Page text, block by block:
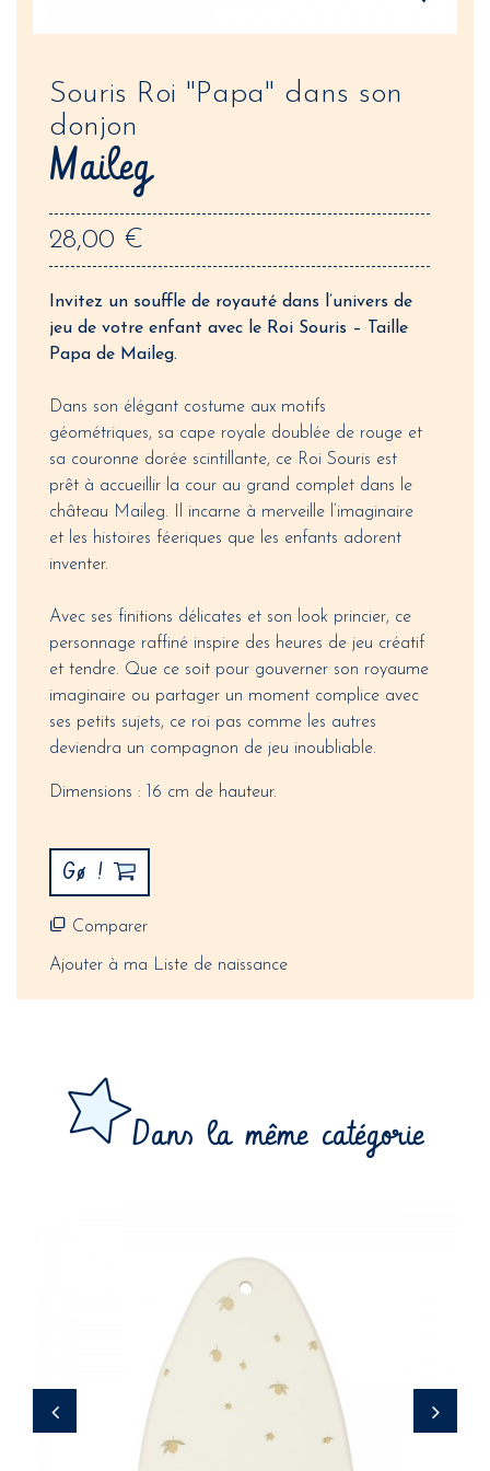
Souris Roi "Papa" dans son
donjon
Maileg
28,00 €
Invitez un souffle de royauté dans l’univers de
jeu de votre enfant avec le Roi Souris – Taille
Papa de Maileg.
Dans son élégant costume aux motifs
géométriques, sa cape royale doublée de rouge et
sa couronne dorée scintillante, ce Roi Souris est
prêt à accueillir la cour au grand complet dans le
château Maileg. Il incarne à merveille l’imaginaire
et les histoires féeriques que les enfants adorent
inventer.
Avec ses finitions délicates et son look princier, ce
personnage raffiné inspire des heures de jeu créatif
et tendre. Que ce soit pour gouverner son royaume
imaginaire ou partager un moment complice avec
ses petits sujets, ce roi pas comme les autres
deviendra un compagnon de jeu inoubliable.
Dimensions : 16 cm de hauteur.
Gø !
Comparer
Ajouter à ma Liste de naissance
Dans la même catégorie
24,50 €